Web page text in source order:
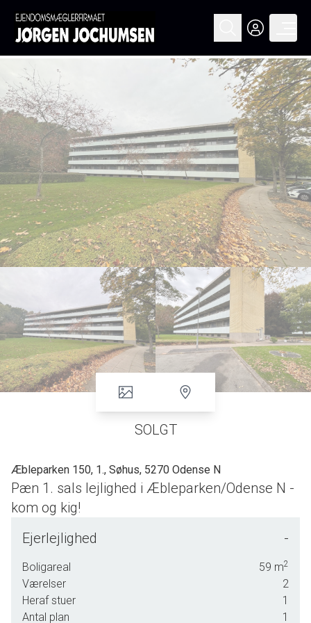
SOLGT
Æbleparken 150, 1., Søhus, 5270 Odense N
Pæn 1. sals lejlighed i Æbleparken/Odense N -
kom og kig!
velordnet ejendom omgivet af grønne områder
med legeplads og mindre sø. Tæt ved
bybus/stoppested, skole, Søhuscentret ( indkøb,
bager/kiosk, posthus m.v. ). Absolut en pæn og
velbeliggende lejlighed - i cykelafstand til
Ejerlejlighed -
Boligareal 59 m2
Værelser
2
Heraf stuer
1
Antal plan
1